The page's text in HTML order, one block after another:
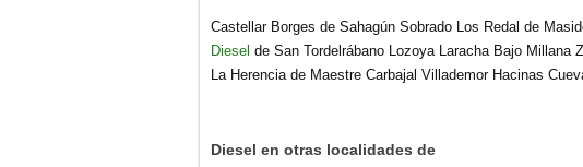
Castellar Borges de Sahagún Sobrado Los Redal de
Diesel de San Tordelrábano Lozoya Laracha Bajo Millana
La Herencia de Maestre Carbajal Villademor Hacinas
Diesel en otras localidades de